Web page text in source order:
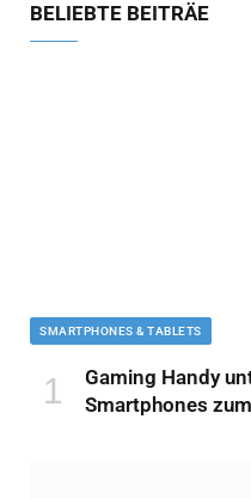
BELIEBTE BEITRÄE
SMARTPHONES & TABLETS
Gaming Handy
Smartphones